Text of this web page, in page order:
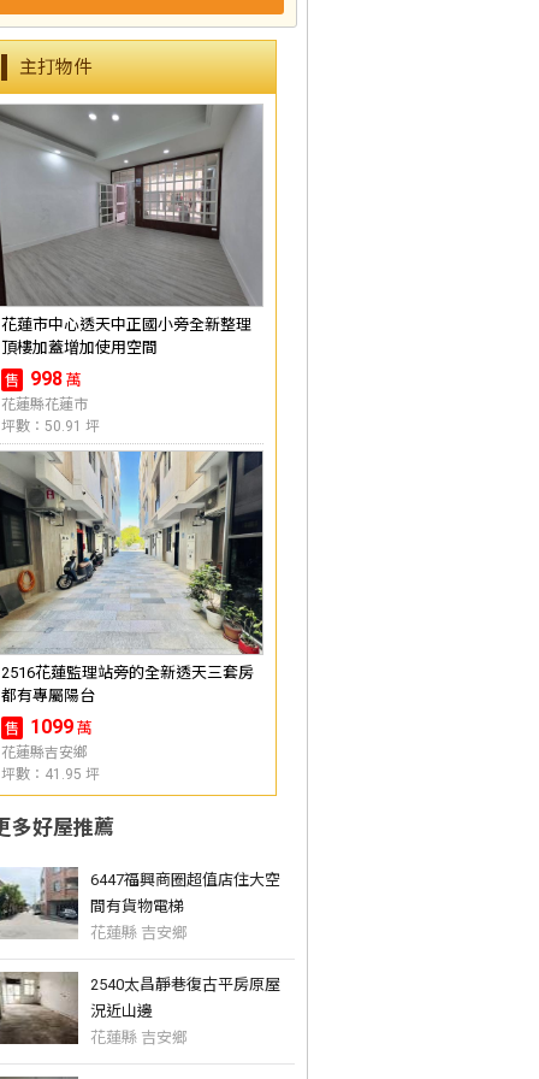
主打物件
花蓮市中心透天中正國小旁全新整理
頂樓加蓋增加使用空間
售 998 萬
花蓮縣花蓮市
坪數：50.91 坪
2516花蓮監理站旁的全新透天三套房
都有專屬陽台
售 1099 萬
花蓮縣吉安鄉
坪數：41.95 坪
多好屋推薦
6447福興商圈超值店住大空
間有貨物電梯
花蓮縣 吉安鄉
2540太昌靜巷復古平房原屋
況近山邊
花蓮縣 吉安鄉